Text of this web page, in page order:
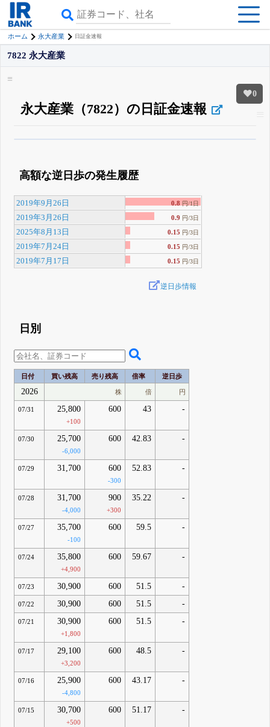
ホーム 永大産業 日証金速報
0
7822 永大産業
永大産業（7822）の日証金速報
登録すると永久30%OFFと米株版の先行利用も付きます
高額な逆日歩の発生履歴
2019年9月26日 0.8 円/1日
2019年3月26日 0.9 円/3日
2025年8月13日 0.15 円/3日
2019年7月24日 0.15 円/3日
2019年7月17日 0.15 円/3日
逆日歩情報
日別
日付 買い残高 売り残高 倍率 逆日歩
2026 株 倍 円
07/31 25,800
+100
600 43 -
07/30 25,700
-6,000
600 42.83 -
07/29 31,700 600
-300
52.83 -
07/28 31,700
-4,000
900
+300
35.22 -
07/27 35,700
-100
600 59.5 -
07/24 35,800
+4,900
600 59.67 -
07/23 30,900 600 51.5 -
07/22 30,900 600 51.5 -
07/21 30,900
+1,800
600 51.5 -
07/17 29,100
+3,200
600 48.5 -
07/16 25,900
-4,800
600 43.17 -
07/15 30,700
+500
600 51.17 -